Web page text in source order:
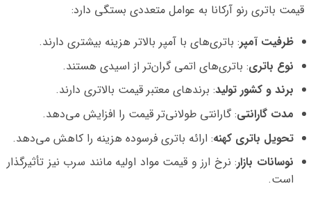
قیمت باتری رنو آرکانا به عوامل متعددی بستگی دارد:
ظرفیت آمپر: باتری‌های با آمپر بالاتر هزینه بیشتری دارند.
نوع باتری: باتری‌های اتمی گران‌تر از اسیدی هستند.
برند و کشور تولید: برندهای معتبر قیمت بالاتری دارند.
مدت گارانتی: گارانتی طولانی‌تر قیمت را افزایش می‌دهد.
تحویل باتری کهنه: ارائه باتری فرسوده هزینه را کاهش می‌دهد.
نوسانات بازار: نرخ ارز و قیمت مواد اولیه مانند سرب نیز تأثیرگذار
است.